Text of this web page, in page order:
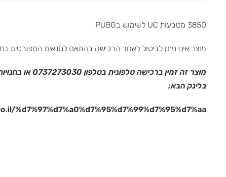
3850 מטבעות UC לשימוש בPUBG
מוצר אינו ניתן לביטול לאחר הרכישה בהתאם לתנאים המפורטים
מוצר זה זמין ברכישה
בלינק הבא:
%d7%97%d7%a0%d7%95%d7%99%d7%95%d7%aa/